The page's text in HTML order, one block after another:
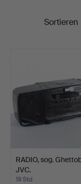
LaufendeSortieren
RADIO, sog.
JVC.
19 Std